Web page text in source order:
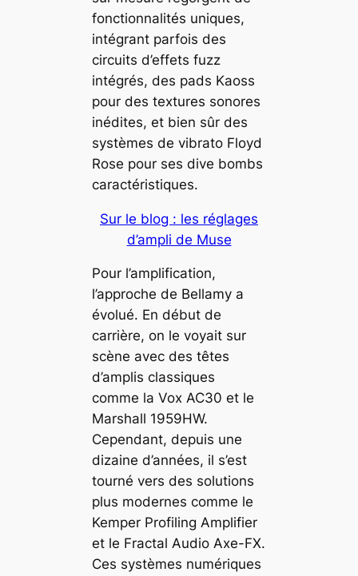
fonctionnalités uniques,
intégrant parfois des
circuits d’effets fuzz
intégrés, des pads Kaoss
pour des textures sonores
inédites, et bien sûr des
systèmes de vibrato Floyd
Rose pour ses dive bombs
caractéristiques.
Sur le blog : les réglages
d’ampli de Muse
Pour l’amplification,
l’approche de Bellamy a
évolué. En début de
carrière, on le voyait sur
scène avec des têtes
d’amplis classiques
comme la Vox AC30 et le
Marshall 1959HW.
Cependant, depuis une
dizaine d’années, il s’est
tourné vers des solutions
plus modernes comme le
Kemper Profiling Amplifier
et le Fractal Audio Axe-FX.
Ces systèmes numériques